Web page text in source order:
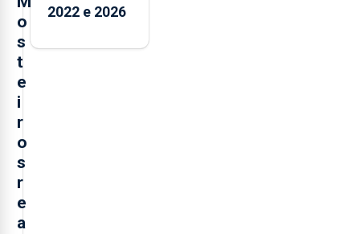
o
s
t
e
i
r
o
s
r
e
a
2022 e 2026